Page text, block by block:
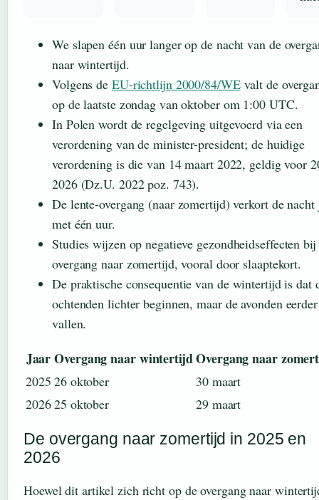
We slapen één uur langer op de nacht van de
naar wintertijd.
Volgens de EU-richtlijn 2000/84/WEvalt de
op de laatste zondag van oktober om 1:00 UTC.
In Polen wordt de regelgeving uitgevoerd via een
verordening van de minister-president; de huidige
verordening is die van 14 maart 2022, geldig voor
2026 (Dz.U. 2022 poz. 743).
De lente-overgang (naar zomertijd) verkort de
met één uur.
Studies wijzen op negatieve gezondheidseffecten bij
overgang naar zomertijd, vooral door slaaptekort.
De praktische consequentie van de wintertijd is dat
ochtenden lichter beginnen, maar de avonden eerder
vallen.
JaarOvergang naar wintertijdOvergang naar
2025 26 oktober
30 maart
202625 oktober 29 maart
De overgang naar zomertijd in 2025 en
2026
Hoewel dit artikel zich richt op de overgang naar